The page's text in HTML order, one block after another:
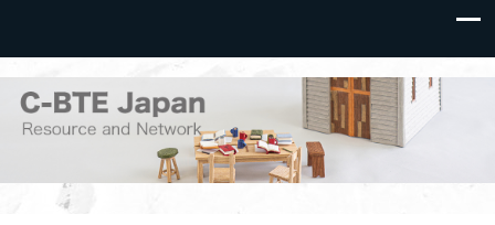
C-BTE Japan
クリスチャン生活と家庭・教会を建て上げ、遣わされるため